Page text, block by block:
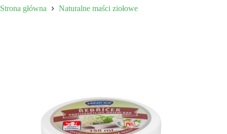
Strona główna Naturalne maści ziołowe